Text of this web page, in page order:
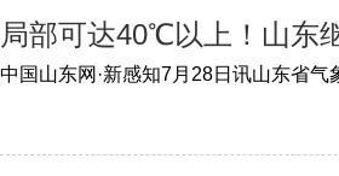
局部可达40℃以上！山东